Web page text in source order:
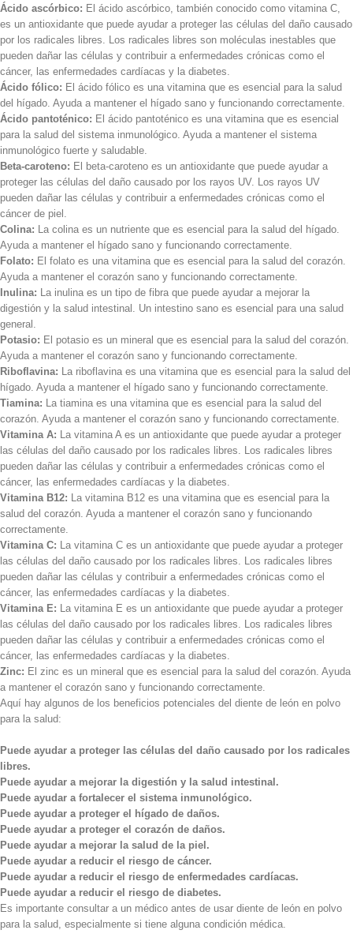
Ácido ascórbico: El ácido ascórbico, también conocido como vitamina C,
es un antioxidante que puede ayudar a proteger las células del daño causado
por los radicales libres. Los radicales libres son moléculas inestables que
pueden dañar las células y contribuir a enfermedades crónicas como el
cáncer, las enfermedades cardíacas y la diabetes.
Ácido fólico: El ácido fólico es una vitamina que es esencial para la salud
del hígado. Ayuda a mantener el hígado sano y funcionando correctamente.
Ácido pantoténico: El ácido pantoténico es una vitamina que es esencial
para la salud del sistema inmunológico. Ayuda a mantener el sistema
inmunológico fuerte y saludable.
Beta-caroteno: El beta-caroteno es un antioxidante que puede ayudar a
proteger las células del daño causado por los rayos UV. Los rayos UV
pueden dañar las células y contribuir a enfermedades crónicas como el
cáncer de piel.
Colina: La colina es un nutriente que es esencial para la salud del hígado.
Ayuda a mantener el hígado sano y funcionando correctamente.
Folato: El folato es una vitamina que es esencial para la salud del corazón.
Ayuda a mantener el corazón sano y funcionando correctamente.
Inulina: La inulina es un tipo de fibra que puede ayudar a mejorar la
digestión y la salud intestinal. Un intestino sano es esencial para una salud
general.
Potasio: El potasio es un mineral que es esencial para la salud del corazón.
Ayuda a mantener el corazón sano y funcionando correctamente.
Riboflavina: La riboflavina es una vitamina que es esencial para la salud del
hígado. Ayuda a mantener el hígado sano y funcionando correctamente.
Tiamina: La tiamina es una vitamina que es esencial para la salud del
corazón. Ayuda a mantener el corazón sano y funcionando correctamente.
Vitamina A: La vitamina A es un antioxidante que puede ayudar a proteger
las células del daño causado por los radicales libres. Los radicales libres
pueden dañar las células y contribuir a enfermedades crónicas como el
cáncer, las enfermedades cardíacas y la diabetes.
Vitamina B12: La vitamina B12 es una vitamina que es esencial para la
salud del corazón. Ayuda a mantener el corazón sano y funcionando
correctamente.
Vitamina C: La vitamina C es un antioxidante que puede ayudar a proteger
las células del daño causado por los radicales libres. Los radicales libres
pueden dañar las células y contribuir a enfermedades crónicas como el
cáncer, las enfermedades cardíacas y la diabetes.
Vitamina E: La vitamina E es un antioxidante que puede ayudar a proteger
las células del daño causado por los radicales libres. Los radicales libres
pueden dañar las células y contribuir a enfermedades crónicas como el
cáncer, las enfermedades cardíacas y la diabetes.
Zinc: El zinc es un mineral que es esencial para la salud del corazón. Ayuda
a mantener el corazón sano y funcionando correctamente.
Aquí hay algunos de los beneficios potenciales del diente de león en polvo
para la salud:
Puede ayudar a proteger las células del daño causado por los radicales
libres.
Puede ayudar a mejorar la digestión y la salud intestinal.
Puede ayudar a fortalecer el sistema inmunológico.
Puede ayudar a proteger el hígado de daños.
Puede ayudar a proteger el corazón de daños.
Puede ayudar a mejorar la salud de la piel.
Puede ayudar a reducir el riesgo de cáncer.
Puede ayudar a reducir el riesgo de enfermedades cardíacas.
Puede ayudar a reducir el riesgo de diabetes.
Es importante consultar a un médico antes de usar diente de león en polvo
para la salud, especialmente si tiene alguna condición médica.